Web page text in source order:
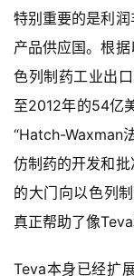
首
药
资
讯
视
频
专
特别重要的是利
产品供应国。根
色列制药工业出
至2012年的54亿
“Hatch-Waxman
仿制药的开发和
的大门向以色列
真正帮助了像
Teva本身已经扩